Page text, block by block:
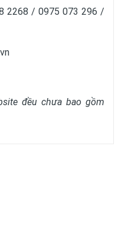
2268 / 0975 073 296 /
đều chưa bao gồm